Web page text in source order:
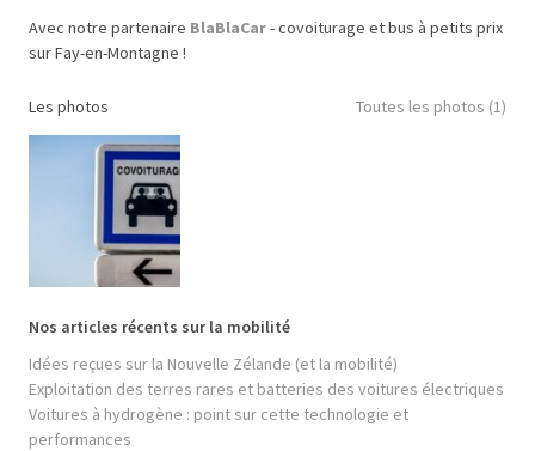
Avec notre partenaire BlaBlaCar- covoiturage et bus à petits prix
sur Fay-en-Montagne !
Les photos Toutes les photos (1)
Nos articles récents sur la mobilité
Idées reçues sur la Nouvelle Zélande (et la mobilité)
Exploitation des terres rares et batteries des voitures électriques
Voitures à hydrogène : point sur cette technologie et
performances